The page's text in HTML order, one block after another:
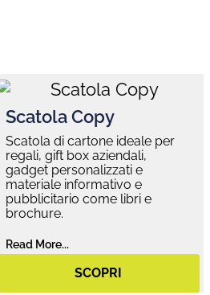
Scatola Copy
Scatola di cartone ideale per
regali, gift box aziendali,
gadget personalizzati e
materiale informativo e
pubblicitario come libri e
brochure.
Read More...
SCOPRI